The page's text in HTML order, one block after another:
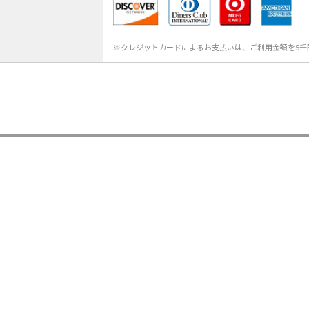
※クレジットカードによるお支払いは、ご利用金額を5千